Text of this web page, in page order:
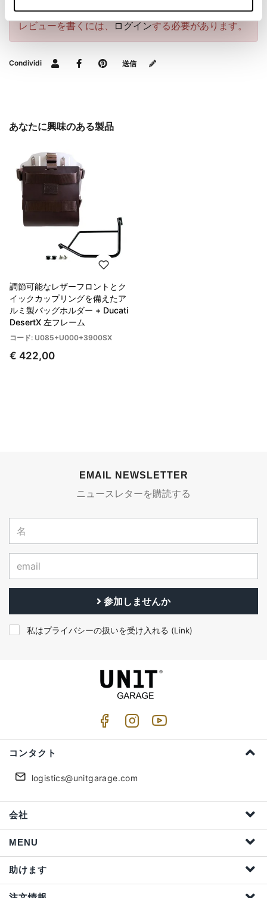
レビューを書くには、 ログインする必要があります。
Condividi 送信
あなたに興味のある製品
調節可能なレザーフロントとク
イックカップリングを備えたア
ルミ製バッグホルダー + Ducati
DesertX 左フレーム
コード: U085+U000+3900SX
€ 422,00
EMAIL NEWSLETTER
ニュースレターを購読する
参加しませんか
私はプライバシーの扱いを受け入れる (Link)
コンタクト
logistics@unitgarage.com
会社
MENU
助けます